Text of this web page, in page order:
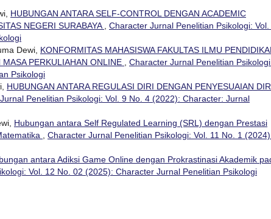
HUBUNGAN ANTARA SELF-CONTROL DENGAN ACADEMIC
NEGERI SURABAYA
Character Jurnal Penelitian Psikologi: Vol.
Dewi, KONFORMITAS MAHASISWA FAKULTAS ILMU
PERKULIAHAN ONLINE
Character Jurnal Penelitian
Psikologi
HUBUNGAN ANTARA REGULASI DIRI DENGAN PENYESUAIAN
Penelitian Psikologi: Vol. 9 No. 4 (2022): Character: Jurnal
Hubungan antara Self Regulated Learning (SRL) dengan Prestasi
Character Jurnal Penelitian Psikologi: Vol. 11 No. 1
antara Adiksi Game Online dengan Prokrastinasi Akademik
Vol. 12 No. 02 (2025): Character Jurnal Penelitian Psikologi